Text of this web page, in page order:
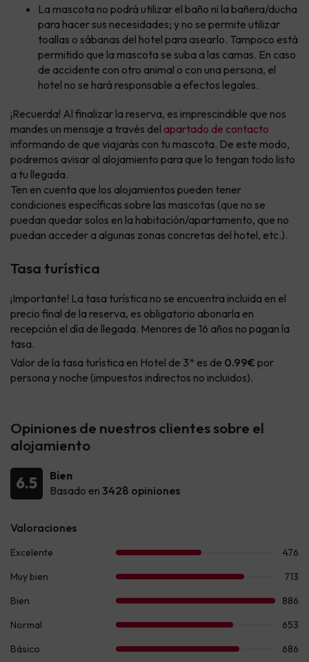
La mascota no podrá utilizar el baño ni la bañera/ducha
para hacer sus necesidades; y no se permite utilizar
toallas o sábanas del hotel para asearlo. Tampoco está
permitido que la mascota se suba a las camas. En caso
de accidente con otro animal o con una persona, el
hotel no se hará responsable a efectos legales.
¡Recuerda! Al finalizar la reserva, es imprescindible que nos
mandes un mensaje a través del apartado de contacto
informando de que viajarás con tu mascota. De este modo,
podremos avisar al alojamiento para que lo tengan todo listo
a tu llegada.
Ten en cuenta que los alojamientos pueden tener
condiciones específicas sobre las mascotas (que no se
puedan quedar solos en la habitación/apartamento, que no
puedan acceder a algunas zonas concretas del hotel, etc.).
Tasa turística
¡Importante! La tasa turística no se encuentra incluida en el
precio final de la reserva, es obligatorio abonarla en
recepción el día de llegada. Menores de 16 años no pagan la
tasa.
Valor de la tasa turística en Hotel de 3* es de 0.99€ por
persona y noche (impuestos indirectos no incluidos).
Opiniones de nuestros clientes sobre el
alojamiento
6.5
Bien
Basado en 3428 opiniones